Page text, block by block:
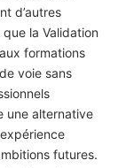
d’autres
la Validation
formations
voie sans
une alternative
futures.